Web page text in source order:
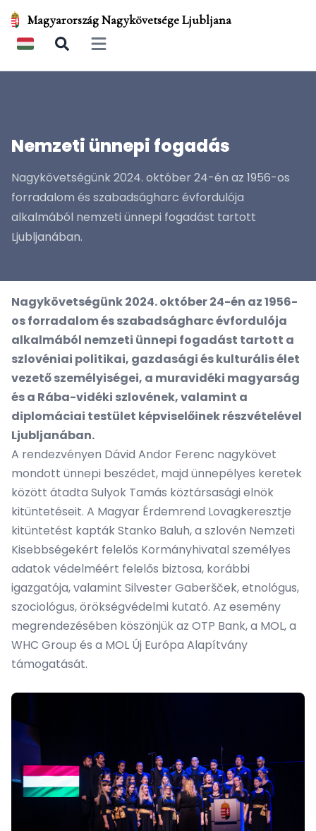
Magyarország Nagykövetsége Ljubljana
Open main menu
Nemzeti ünnepi fogadás
Nagykövetségünk 2024. október 24-én az 1956-os
forradalom és szabadságharc évfordulója
alkalmából nemzeti ünnepi fogadást tartott
Ljubljanában.
Nagykövetségünk 2024. október 24-én az 1956-
os forradalom és szabadságharc évfordulója
alkalmából nemzeti ünnepi fogadást tartott a
szlovéniai politikai, gazdasági és kulturális élet
vezető személyiségei, a muravidéki magyarság
és a Rába-vidéki szlovének, valamint a
diplomáciai testület képviselőinek részvételével
Ljubljanában.
A rendezvényen Dávid Andor Ferenc nagykövet
mondott ünnepi beszédet, majd ünnepélyes keretek
között átadta Sulyok Tamás köztársasági elnök
kitüntetéseit. A Magyar Érdemrend Lovagkeresztje
kitüntetést kapták Stanko Baluh, a szlovén Nemzeti
Kisebbségekért felelős Kormányhivatal személyes
adatok védelméért felelős biztosa, korábbi
igazgatója, valamint Silvester Gaberšček, etnológus,
szociológus, örökségvédelmi kutató. Az esemény
megrendezésében köszönjük az OTP Bank, a MOL, a
WHC Group és a MOL Új Európa Alapítvány
támogatását.